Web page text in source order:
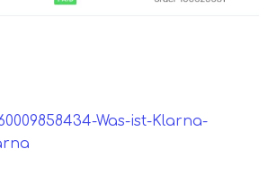
Was-ist-Klarna-